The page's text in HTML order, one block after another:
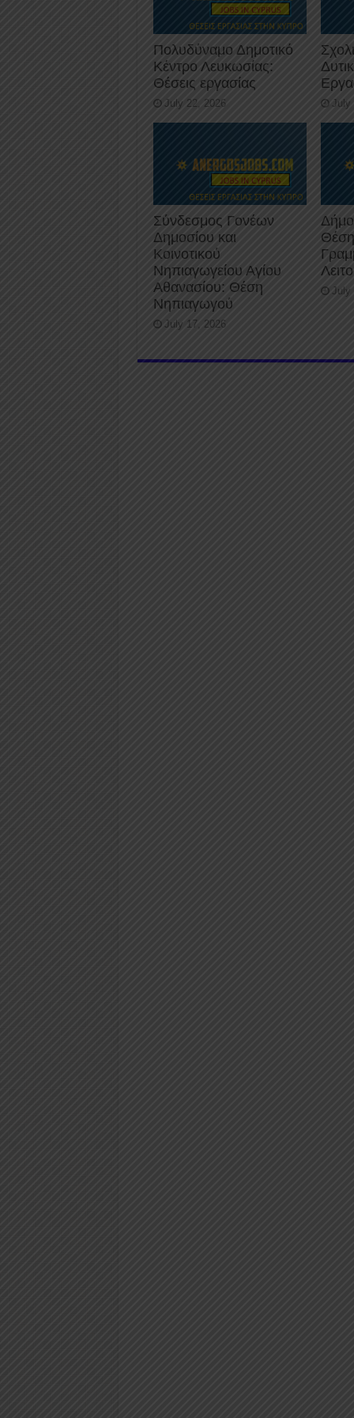
Πολυδύναμο Δημοτικό
Κέντρο Λευκωσίας:
Θέσεις εργασίας
July 22, 2026 July
Σύνδεσμος Γονέων
Δημοσίου και
Κοινοτικού
Νηπιαγωγείου Αγίου
Αθανασίου: Θέση
Νηπιαγωγού
July 17, 2026
July